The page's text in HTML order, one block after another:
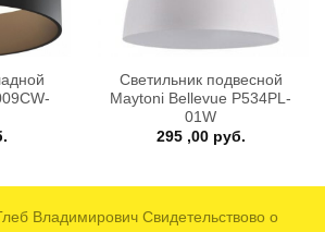
Светильник подвесной
Maytoni Bellevue P534PL-
01W
295 ,00 руб.
Владимирович Свидетельствово о